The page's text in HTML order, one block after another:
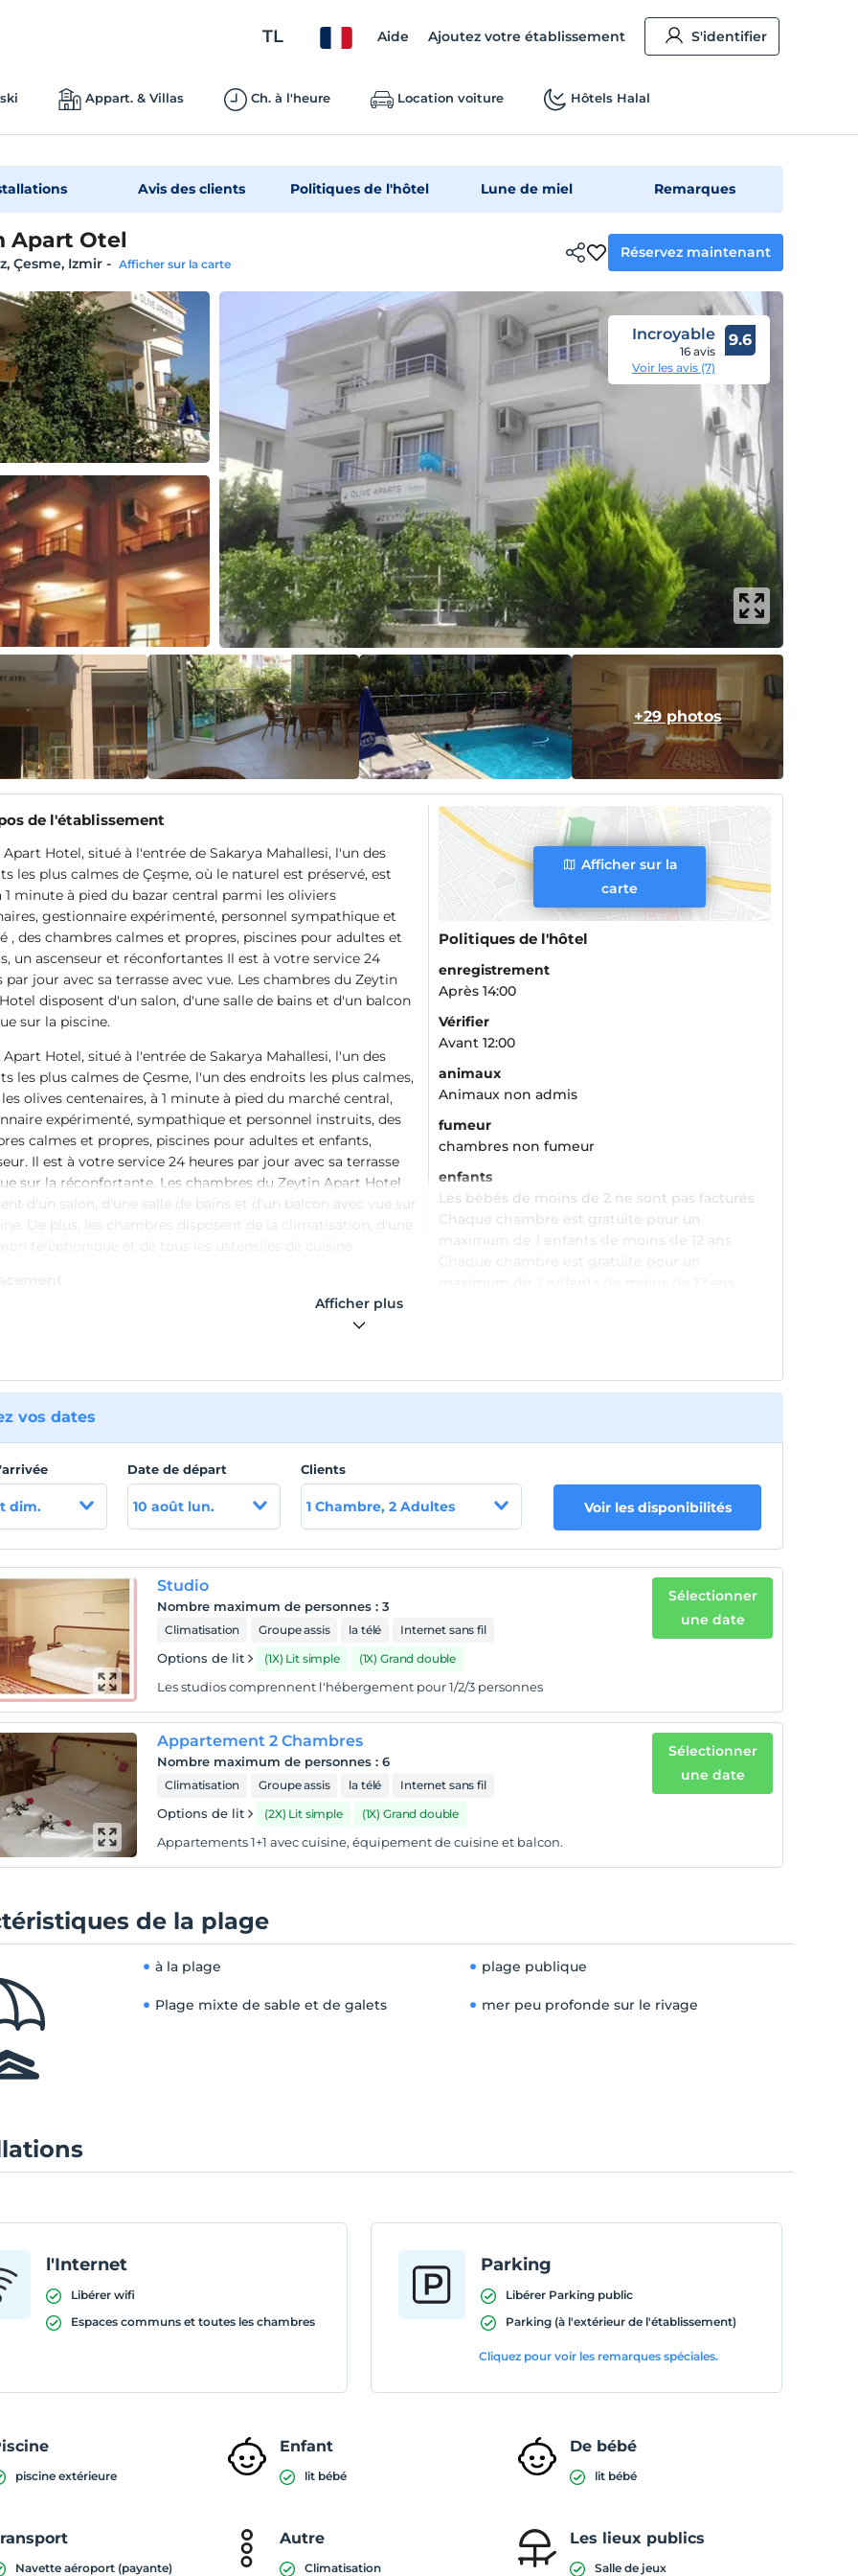
TL Aide Ajoutez votre établissement S'identifier
Appart. & Villas Ch. à l'heure Location voiture Hôtels Halal
Avis des clients Politiques de l'hôtel Lune de miel Remarques
Apart Otel
Çesme, Izmir- Afficher sur la carte
Réservez maintenant
Incroyable
16 avis
Voir les avis (7)
9.6
+29 photos
de l'établissement
Hotel, situé à l'entrée de Sakarya Mahallesi, l'un des
les plus calmes de Çeşme, où le naturel est préservé, est
1 minute à pied du bazar central parmi les oliviers
gestionnaire expérimenté, personnel sympathique et
, des chambres calmes et propres, piscines pour adultes et
un ascenseur et réconfortantes Il est à votre service 24
par jour avec sa terrasse avec vue. Les chambres du Zeytin
disposent d'un salon, d'une salle de bains et d'un balcon
sur la piscine.
Hotel, situé à l'entrée de Sakarya Mahallesi, l'un des
les plus calmes de Çesme, l'un des endroits les plus calmes,
olives centenaires, à 1 minute à pied du marché central,
expérimenté, sympathique et personnel instruits, des
calmes et propres, piscines pour adultes et enfants,
Il est à votre service 24 heures par jour avec sa terrasse
sur la réconfortante. Les chambres du Zeytin Apart Hotel
d'un salon, d'une salle de bains et d'un balcon avec vue sur
De plus, les chambres disposent de la climatisation, d'une
qui est situé dans le centre de Cesme, est à 1
à pied de la plage d'Aya Yorgi, à 10 minutes à pied.Le château
d'Aya Yorgi est à 1 km de l'établissement, la plage d'Ilica à 4
célèbre pour sa planche à voile, à 6 km. La plage et le
plaisance sont accessibles à pied.
Afficher sur la
carte
Politiques de l'hôtel
enregistrement
Après 14:00
Vérifier
Avant 12:00
animaux
Animaux non admis
fumeur
chambres non fumeur
enfants
Les bébés de moins de 2 ne sont pas facturés
Chaque chambre est gratuite pour un
maximum de 1 enfants de moins de 12 ans
Afficher plus
vos dates
dim.
Date de départ
10 août lun.
Clients
1 Chambre, 2 Adultes Voir les disponibilités
Studio
Nombre maximum de personnes :3
Climatisation Groupe assis la télé Internet sans fil
Options de lit (1X) Lit simple (1X) Grand double
Les studios comprennent l'hébergement pour 1/2/3 personnes
Sélectionner
une date
Appartement 2 Chambres
Nombre maximum de personnes :6
Climatisation Groupe assis la télé Internet sans fil
Options de lit (2X) Lit simple (1X) Grand double
Appartements 1+1 avec cuisine, équipement de cuisine et balcon.
Sélectionner
une date
de la plage
à la plage plage publique
Plage mixte de sable et de galets mer peu profonde sur le rivage
l'Internet
Libérer wifi
Espaces communs et toutes les chambres
Parking
Libérer Parking public
Parking (à l'extérieur de l'établissement)
Cliquez pour voir les remarques spéciales.
piscine extérieure
Enfant
lit bébé
De bébé
lit bébé
Navette aéroport (payante)
Autre
Climatisation
Les lieux publics
Salle de jeux